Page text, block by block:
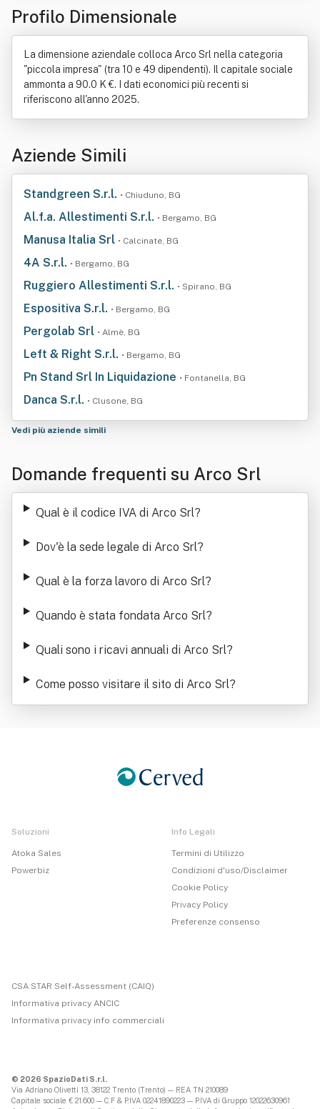
Profilo Dimensionale
La dimensione aziendale colloca Arco Srl nella categoria
"piccola impresa" (tra 10 e 49 dipendenti). Il capitale sociale
ammonta a 90.0 K €. I dati economici più recenti si
riferiscono all'anno 2025.
Aziende Simili
Standgreen S.r.l. • Chiuduno, BG
Al.f.a. Allestimenti S.r.l. • Bergamo, BG
Manusa Italia Srl • Calcinate, BG
4A S.r.l. • Bergamo, BG
Ruggiero Allestimenti S.r.l. • Spirano, BG
Espositiva S.r.l. • Bergamo, BG
Pergolab Srl • Almè, BG
Left & Right S.r.l. • Bergamo, BG
Pn Stand Srl In Liquidazione • Fontanella, BG
Danca S.r.l. • Clusone, BG
Vedi più aziende simili
Domande frequenti su Arco Srl
Qual è il codice IVA di Arco Srl?
Dov'è la sede legale di Arco Srl?
Qual è la forza lavoro di Arco Srl?
Quando è stata fondata Arco Srl?
Quali sono i ricavi annuali di Arco Srl?
Come posso visitare il sito di Arco Srl?
Soluzioni
Atoka Sales
Powerbiz
Info Legali
Termini di Utilizzo
Condizioni d'uso/Disclaimer
Cookie Policy
Privacy Policy
Preferenze consenso
CSA STAR Self-Assessment (CAIQ)
Informativa privacy ANCIC
Informativa privacy info commerciali
© 2026 SpazioDati S.r.l.
Via Adriano Olivetti 13, 38122 Trento (Trento) — REA TN 210089
Capitale sociale € 21.600 — C.F & P.IVA 02241890223 — P.IVA di Gruppo 12022630961